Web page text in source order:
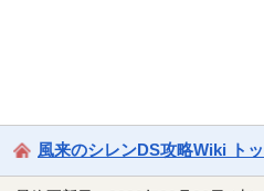
風来のシレンDS攻略Wiki ト